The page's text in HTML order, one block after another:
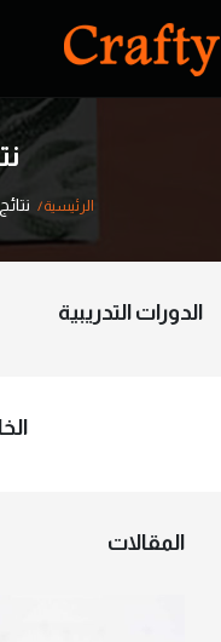
الرئيسية
الدورات التدريبية
المقالات